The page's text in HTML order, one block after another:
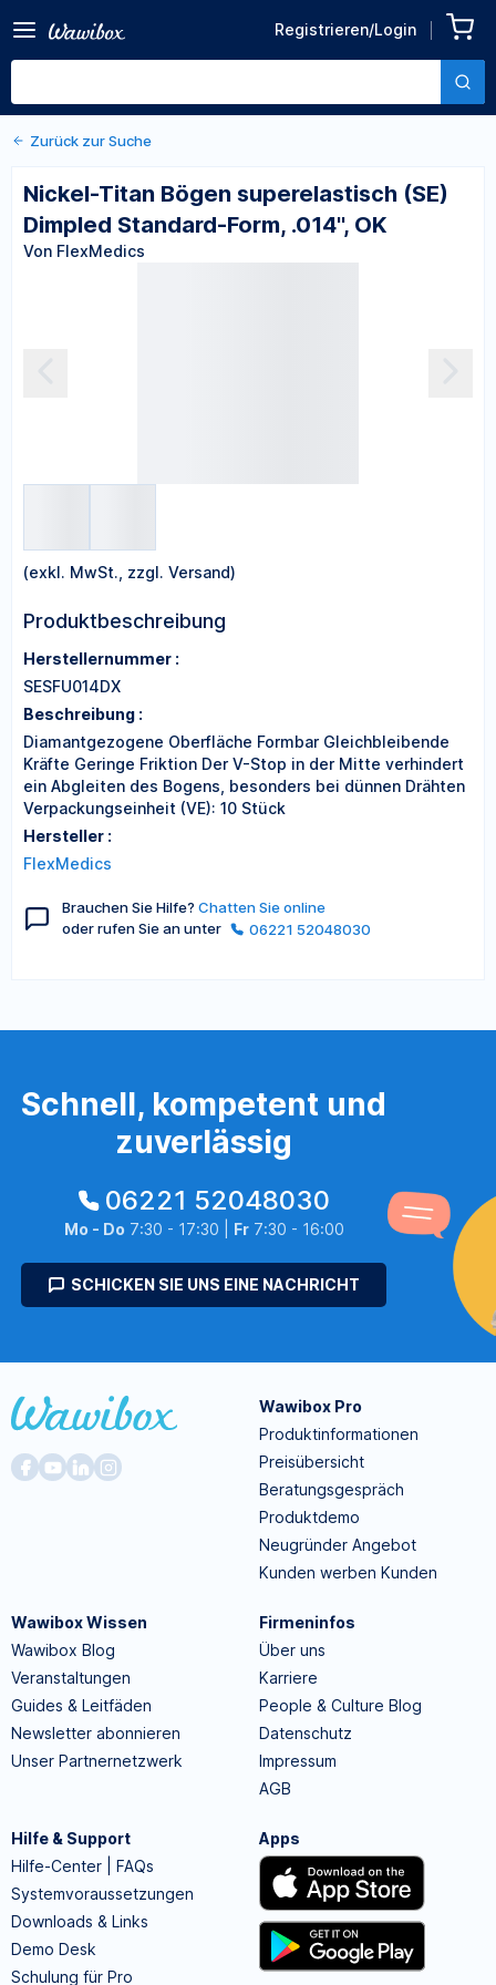
Registrieren/Login
superelastisch (SE)
Dimpled Standard-Form,
Von FlexMedics
Zurück zu den Produktdetails
Zurück zur Suche
Nickel-Titan Bögen superelastisch (SE)
Dimpled Standard-Form, .014'', OK
Von FlexMedics
(exkl. MwSt., zzgl. Versand)
Produktbeschreibung
Herstellernummer :
SESFU014DX
Beschreibung :
Diamantgezogene Oberfläche Formbar Gleichbleibende
Kräfte Geringe Friktion Der V-Stop in der Mitte verhindert
ein Abgleiten des Bogens, besonders bei dünnen Drähten
Verpackungseinheit (VE): 10 Stück
Hersteller :
FlexMedics
Brauchen Sie Hilfe? Chatten Sie online
oder rufen Sie an unter
06221 52048030
Schnell, kompetent und
zuverlässig
06221 52048030
Mo - Do 7:30 - 17:30 | Fr7:30 - 16:00
SCHICKEN SIE UNS EINE NACHRICHT
Wawibox Pro
Produktinformationen
Preisübersicht
Beratungsgespräch
Produktdemo
Neugründer Angebot
Kunden werben Kunden
Wawibox Wissen
Wawibox Blog
Veranstaltungen
Guides & Leitfäden
Newsletter abonnieren
Unser Partnernetzwerk
Firmeninfos
Über uns
Karriere
People & Culture Blog
Datenschutz
Impressum
AGB
Hilfe & Support
Hilfe-Center | FAQs
Systemvoraussetzungen
Downloads & Links
Demo Desk
Schulung für Pro
Apps